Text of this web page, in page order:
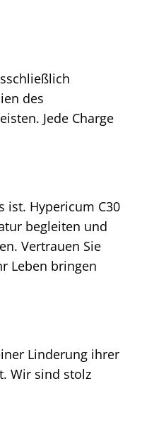
des
Jede Charge
ist. Hypericum C30
begleiten und
Vertrauen Sie
Leben bringen
Linderung ihrer
Wir sind stolz